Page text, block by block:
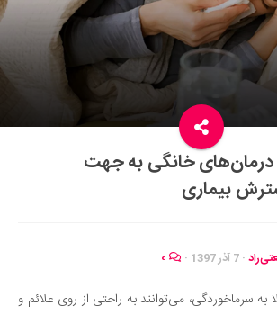
گردی
فردی
خانگی به جهت
بیماری
· 7 آذر 1397 ·
به سرماخوردگی، می‌توانند به راحتی از روی علائم و